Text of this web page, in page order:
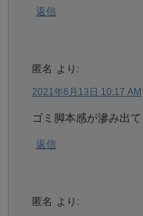
返信
匿名 より:
2021年6月13日 10:17 AM
ゴミ脚本感が滲み出
返信
匿名 より: